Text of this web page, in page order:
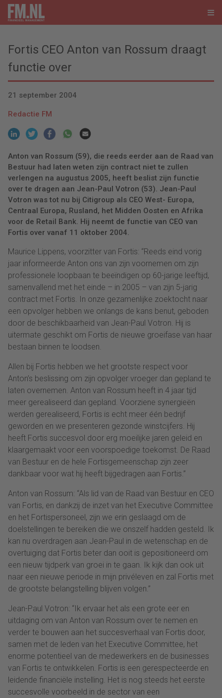
Fortis CEO Anton van Rossum draagt
functie over
21 september 2004
Redactie FM
Anton van Rossum (59), die reeds eerder aan de Raad van
Bestuur had laten weten zijn contract niet te zullen
verlengen na augustus 2005, heeft beslist zijn functie
over te dragen aan Jean-Paul Votron (53). Jean-Paul
Votron was tot nu bij Citigroup als CEO West- Europa,
Centraal Europa, Rusland, het Midden Oosten en Afrika
voor de Retail Bank. Hij neemt de functie van CEO van
Fortis over vanaf 11 oktober 2004.
Maurice Lippens, voorzitter van Fortis: “Reeds eind vorig
jaar informeerde Anton ons van zijn voornemen om zijn
professionele loopbaan te beeïndigen op 60-jarige leeftijd,
samenvallend met het einde – in 2005 – van zijn 5-jarig
contract met Fortis. In onze gezamenlijke zoektocht naar
een opvolger hebben we onlangs de kans benut, geboden
door de beschikbaarheid van Jean-Paul Votron. Hij is
uitermate geschikt om Fortis de nieuwe groeifase van haar
bestaan binnen te loodsen.
Allen bij Fortis hebben we het grootste respect voor
Anton’s beslissing om zijn opvolger vroeger dan gepland te
laten overnemen. Anton van Rossum heeft in 4 jaar tijd
meer gerealiseerd dan gepland. Voorziene synergieën
werden gerealiseerd, Fortis is echt meer één bedrijf
geworden en we presenteren gezonde winstcijfers. Hij
heeft Fortis succesvol door erg moeilijke jaren geleid en
klaargemaakt voor een voorspoedige toekomst. De Raad
van Bestuur en de hele Fortisgemeenschap zijn zeer
dankbaar voor wat hij heeft bijgedragen aan Fortis.”
Anton van Rossum: “Als lid van de Raad van Bestuur en CEO
van Fortis, en dankzij de inzet van het Executive Committee
en het Fortispersoneel, zijn we erin geslaagd om de
doelstellingen te bereiken die we onszelf hadden gesteld. Ik
kan nu overdragen aan Jean-Paul in de wetenschap en de
overtuiging dat Fortis beter dan ooit is gepositioneerd om
een nieuw tijdperk van groei in te gaan. Ik kijk dan ook uit
naar een nieuwe periode in mijn privéleven en zal Fortis met
de grootste belangstelling blijven volgen.”
Jean-Paul Votron: “Ik ervaar het als een grote eer en
uitdaging om van Anton van Rossum over te nemen en
verder te bouwen aan het succesverhaal van Fortis door,
samen met de leden van het Executive Committee, het
enorme potentieel van de medewerkers en de businesses
van Fortis te ontwikkelen. Fortis is een gerespecteerde en
leidende financiële instelling. Het is nog steeds het eerste
succesvolle voorbeeld in de sector van een